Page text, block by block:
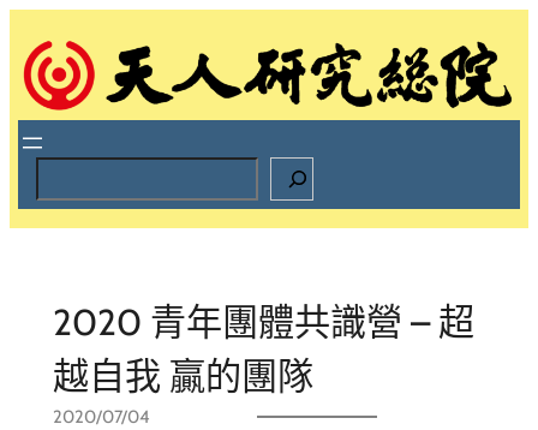
主
內
容
e
2020 青年團體共識營 – 超
越自我 贏的團隊
2020/07/04